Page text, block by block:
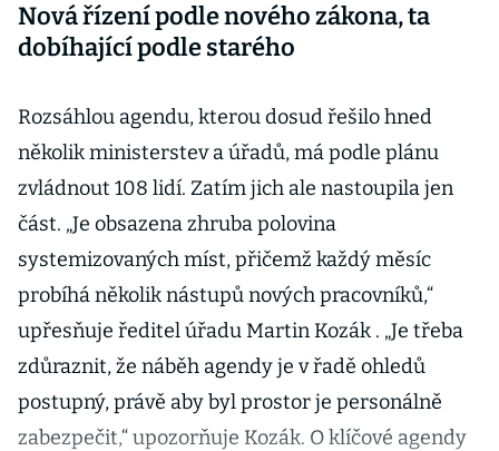
Nová řízení podle nového zákona, ta
dobíhající podle starého
Rozsáhlou agendu, kterou dosud řešilo hned
několik ministerstev a úřadů, má podle plánu
zvládnout 108 lidí. Zatím jich ale nastoupila jen
část. „Je obsazena zhruba polovina
systemizovaných míst, přičemž každý měsíc
probíhá několik nástupů nových pracovníků,“
upřesňuje ředitel úřadu Martin Kozák . „Je třeba
zdůraznit, že náběh agendy je v řadě ohledů
postupný, právě aby byl prostor je personálně
zabezpečit,“ upozorňuje Kozák. O klíčové agendy